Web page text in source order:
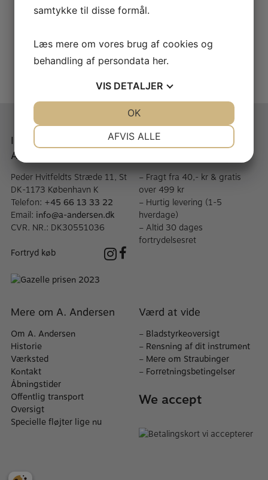
295,00 Fagot rem – Saxholder
Instrumentmager A.
Andersen
Peder Hvitfeldts Stræde 11, St
DK-1173 København K
Telefon: +45 66 13 33 22
Email: info@a-andersen.dk
CVR. NR.: DK30551036
Fortryd køb
Når du handler med A.
– Fragt fra 40,- kr & gratis
over 499 kr
– Hurtig levering (1-5
hverdage)
– Altid 30 dages
fortrydelsesret
Mere om A. Andersen
Om A. Andersen
Historie
Værksted
Kontakt
Åbningstider
Offentlig transport
Oversigt
Specielle fløjter lige nu
Værd at vide
– Bladstyrkeoversigt
– Rensning af dit instrument
– Mere om Straubinger
– Forretningsbetingelser
We accept
samtykke til disse formål.
Læs mere om vores brug af cookies og
behandling af persondata her.
VIS DETALJER
MARKETING STATISTIK
AFVIS ALLE
OK